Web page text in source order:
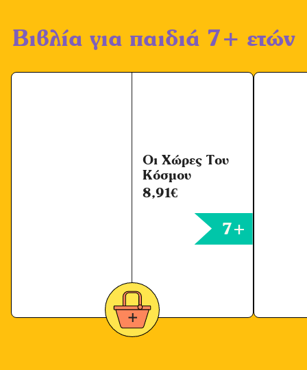
Βιβλία για παιδιά 7+ ετών
Οι Χώρες Του
Κόσμου
8,91€
7+